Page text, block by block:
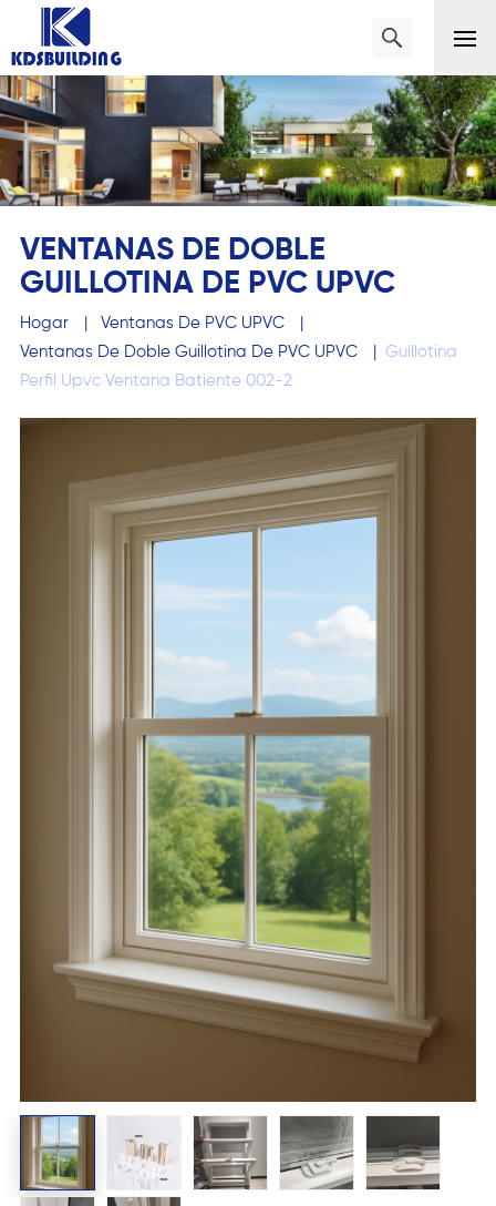
VENTANAS DE DOBLE
GUILLOTINA DE PVC UPVC
Hogar | Ventanas De PVC UPVC
|
Ventanas De Doble Guillotina De PVC UPVC
| Guillotina
Perfil Upvc Ventana Batiente 002-2